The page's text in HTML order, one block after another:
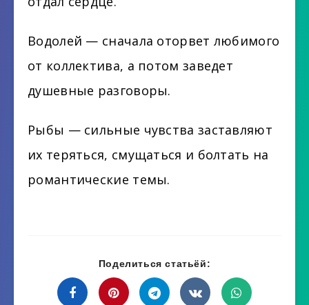
Водолей — сначала оторвет любимого
от коллектива, а потом заведет
душевные разговоры.
Рыбы — сильные чувства заставляют
их теряться, смущаться и болтать на
романтические темы.
Поделиться статьёй: